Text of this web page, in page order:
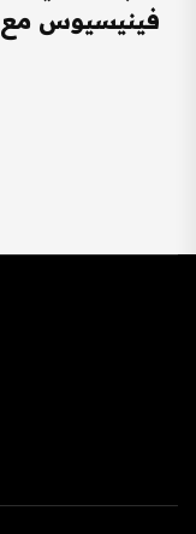
فينيسيوس مع